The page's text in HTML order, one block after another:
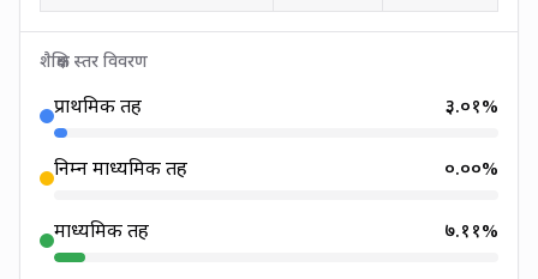
शैक्षिक स्तर विवरण
प्राथमिक तह ३.०१%
निम्न माध्यमिक तह ०.००%
माध्यमिक तह ७.११%